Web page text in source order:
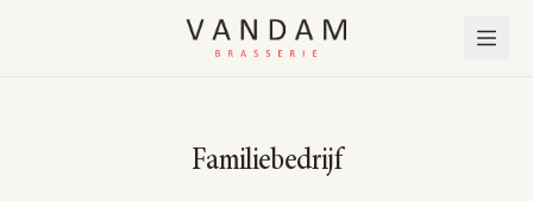
Familiebedrijf